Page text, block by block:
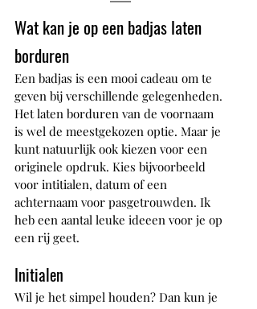
Wat kan je op een badjas laten
borduren
Een badjas is een mooi cadeau om te
geven bij verschillende gelegenheden.
Het laten borduren van de voornaam
is wel de meestgekozen optie. Maar je
kunt natuurlijk ook kiezen voor een
originele opdruk. Kies bijvoorbeeld
voor intitialen, datum of een
achternaam voor pasgetrouwden. Ik
heb een aantal leuke ideeen voor je op
een rij geet.
Initialen
Wil je het simpel houden? Dan kun je